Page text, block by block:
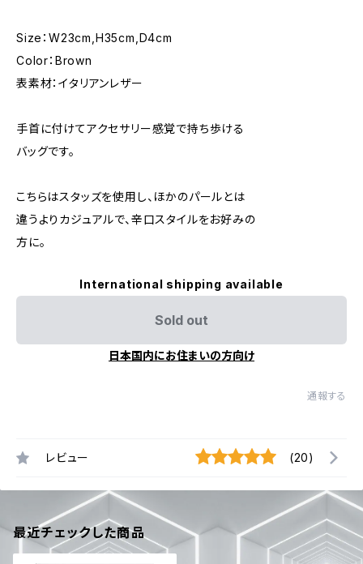
Size：W23cm,H35cm,D4cm
Color：Brown
表素材：イタリアンレザー
手首に付けてアクセサリー感覚で持ち歩ける
バッグです。
こちらはスタッズを使用し、ほかのパールとは
違うよりカジュアルで、辛口スタイルをお好みの
方に。
International shipping available
Sold out
日本国内にお住まいの方向け
通報する
レビュー (20)
最近チェックした商品